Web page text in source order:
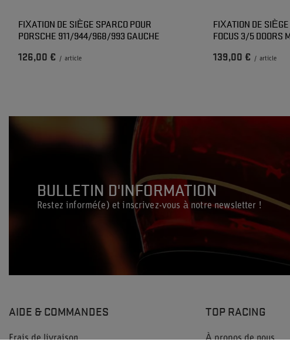
FIXATION DE SIÈGE SPARCO POUR
PORSCHE 911/944/968/993 GAUCHE
126,00 € / article
FIXATION DE
FOCUS 3/5 DOORS
139,00 € / article
BULLETIN D'INFORMATION
Restez informé(e) et inscrivez-vous à notre newsletter !
AIDE & COMMANDES
Frais de livraison
TOP RACING
À propos de nous